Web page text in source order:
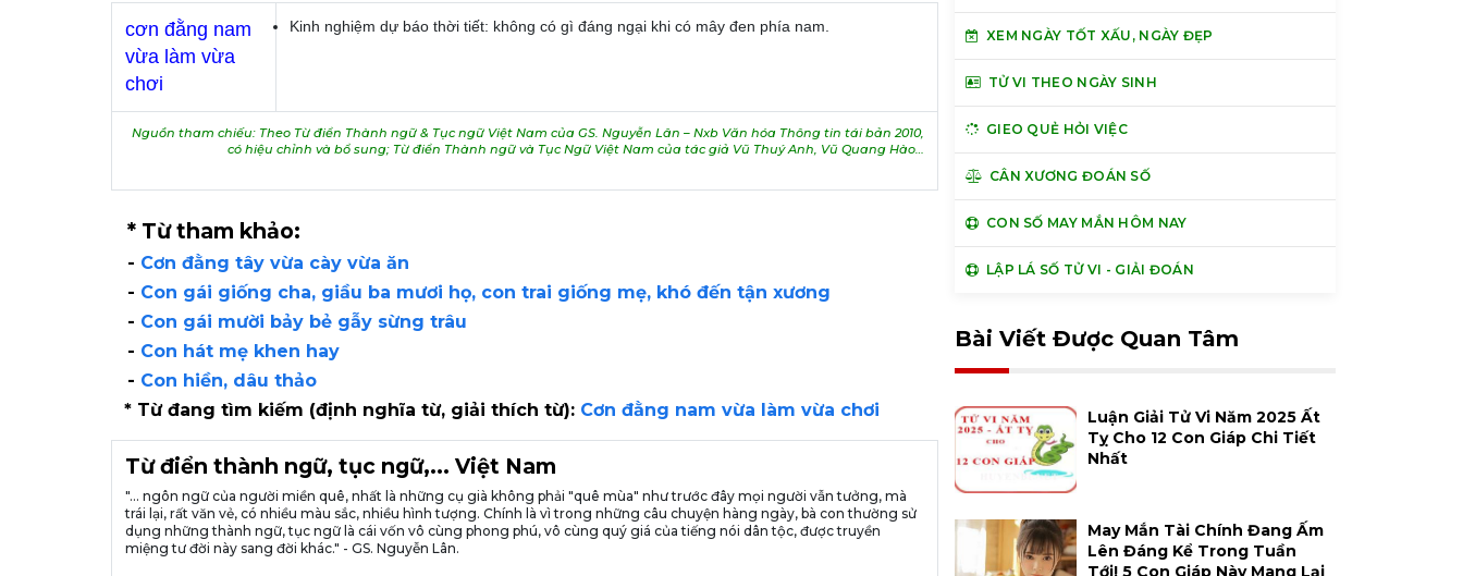
cơn đằng nam
vừa làm vừa
chơi
Kinh nghiệm dự báo thời tiết: không có gì đáng ngại khi có mây đen phía nam.
Nguồn tham chiếu: Theo Từ điển Thành ngữ & Tục ngữ Việt Nam của GS. Nguyễn Lân – Nxb Văn hóa Thông tin tái bản 2010,
có hiệu chỉnh và bổ sung; Từ điển Thành ngữ và Tục Ngữ Việt Nam của tác giả Vũ Thuý Anh, Vũ Quang Hào…
* Từ tham khảo:
- Cơn đằng tây vừa cày vừa ăn
- Con gái giống cha, giầu ba mươi họ, con trai giống mẹ, khó đến tận xương
- Con gái mười bảy bẻ gẫy sừng trâu
- Con hát mẹ khen hay
- Con hiền, dâu thảo
* Từ đang tìm kiếm (định nghĩa từ, giải thích từ): Cơn đằng nam vừa làm vừa chơi
Từ điển thành ngữ, tục ngữ,... Việt Nam
"... ngôn ngữ của người miền quê, nhất là những cụ già không phải "quê mùa" như trước đây mọi người vẫn tưởng, mà
trái lại, rất văn vẻ, có nhiều màu sắc, nhiều hình tượng. Chính là vì trong những câu chuyện hàng ngày, bà con thường sử
dụng những thành ngữ, tục ngữ là cái vốn vô cùng phong phú, vô cùng quý giá của tiếng nói dân tộc, được truyền
miệng tư đời này sang đời khác." - GS. Nguyễn Lân.
XEM NGÀY TỐT XẤU, NGÀY ĐẸP
TỬ VI THEO NGÀY SINH
GIEO QUẺ HỎI VIỆC
CÂN XƯƠNG ĐOÁN SỐ
CON SỐ MAY MẮN HÔM NAY
LẬP LÁ SỐ TỬ VI - GIẢI ĐOÁN
Bài Viết Được Quan Tâm
Luận Giải Tử Vi Năm 2025 Ất
Tỵ Cho 12 Con Giáp Chi Tiết
Nhất
May Mắn Tài Chính Đang Ấm
Lên Đáng Kể Trong Tuần
Tới! 5 Con Giáp Này Mang Lại